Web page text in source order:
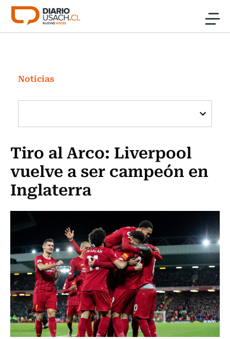
Click acá para ir directamente al contenido
Investigación
Cultura
Programas Radio y TV Usach
Noticias
Tiro al Arco: Liverpool
vuelve a ser campeón en
Inglaterra